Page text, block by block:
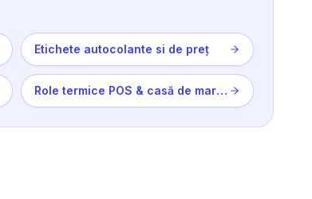
Etichete autocolante si de preț
Role termice POS & casă de marcat